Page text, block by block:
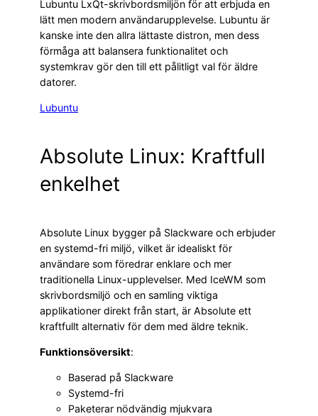
Lubuntu LxQt-skrivbordsmiljön för att erbjuda en
lätt men modern användarupplevelse. Lubuntu är
kanske inte den allra lättaste distron, men dess
förmåga att balansera funktionalitet och
systemkrav gör den till ett pålitligt val för äldre
datorer.
Lubuntu
Absolute Linux: Kraftfull
enkelhet
Absolute Linux bygger på Slackware och erbjuder
en systemd-fri miljö, vilket är idealiskt för
användare som föredrar enklare och mer
traditionella Linux-upplevelser. Med IceWM som
skrivbordsmiljö och en samling viktiga
applikationer direkt från start, är Absolute ett
kraftfullt alternativ för dem med äldre teknik.
Funktionsöversikt:
Baserad på Slackware
Systemd-fri
Paketerar nödvändig mjukvara